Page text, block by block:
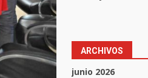
ARCHIVOS
junio 2026